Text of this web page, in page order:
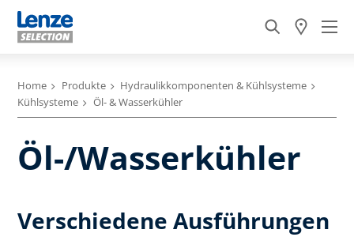
Home Produkte
Hydraulikkomponenten & Kühlsysteme
Kühlsysteme
Öl- & Wasserkühler
Öl-/Wasserkühler
Verschiedene Ausführungen